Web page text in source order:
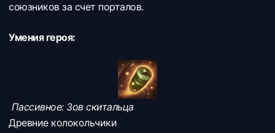
союзников за счет порталов.
Умения героя:
Пассивное: Зов скитальца
Древние колокольчики